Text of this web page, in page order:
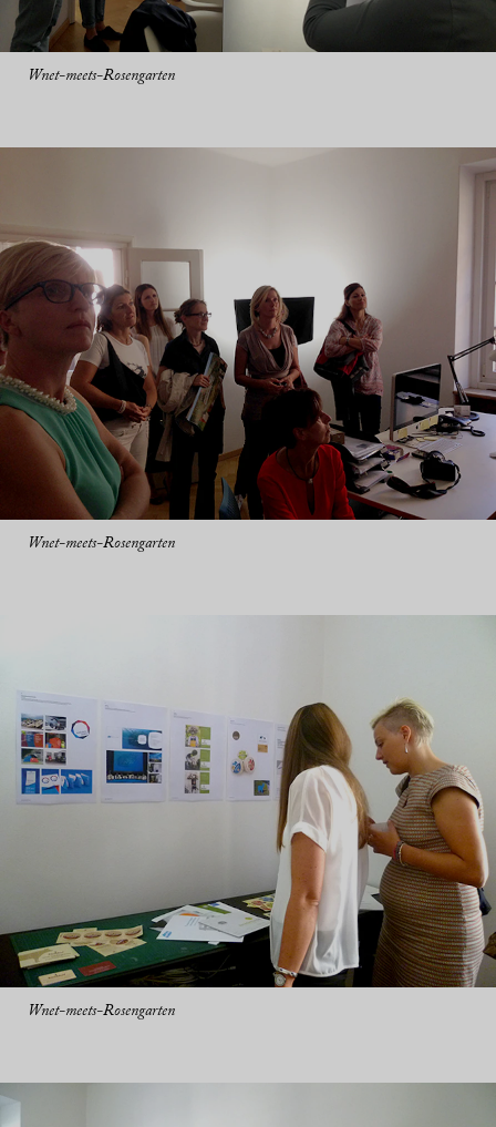
Wnet-meets-Rosengarten
Wnet-meets-Rosengarten
Wnet-meets-Rosengarten